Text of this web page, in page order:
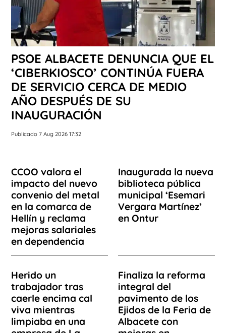
PSOE ALBACETE DENUNCIA QUE EL
‘CIBERKIOSCO’ CONTINÚA FUERA
DE SERVICIO CERCA DE MEDIO
AÑO DESPUÉS DE SU
INAUGURACIÓN
Publicado 7 Aug 2026 17:32
CCOO valora el
impacto del nuevo
convenio del metal
en la comarca de
Hellín y reclama
mejoras salariales
en dependencia
Inaugurada la nueva
biblioteca pública
municipal ‘Esemari
Vergara Martínez’
en Ontur
Herido un
trabajador tras
caerle encima cal
viva mientras
limpiaba en una
Finaliza la reforma
integral del
pavimento de los
Ejidos de la Feria de
Albacete con